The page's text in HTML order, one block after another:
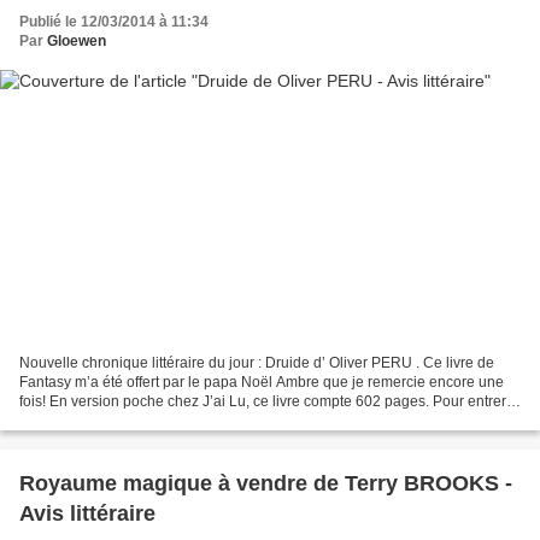
Publié le 12/03/2014 à 11:34
Par Gloewen
Nouvelle chronique littéraire du jour : Druide d’ Oliver PERU . Ce livre de
Fantasy m’a été offert par le papa Noël Ambre que je remercie encore une
fois! En version poche chez J’ai Lu, ce livre compte 602 pages. Pour entrer
Royaume magique à vendre de Terry BROOKS -
Avis littéraire